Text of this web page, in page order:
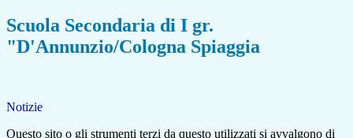
Scuola Secondaria di I gr.
"D'Annunzio/Cologna Spiaggia
Notizie
Questo sito o gli strumenti terzi da questo utilizzati si avvalgono di